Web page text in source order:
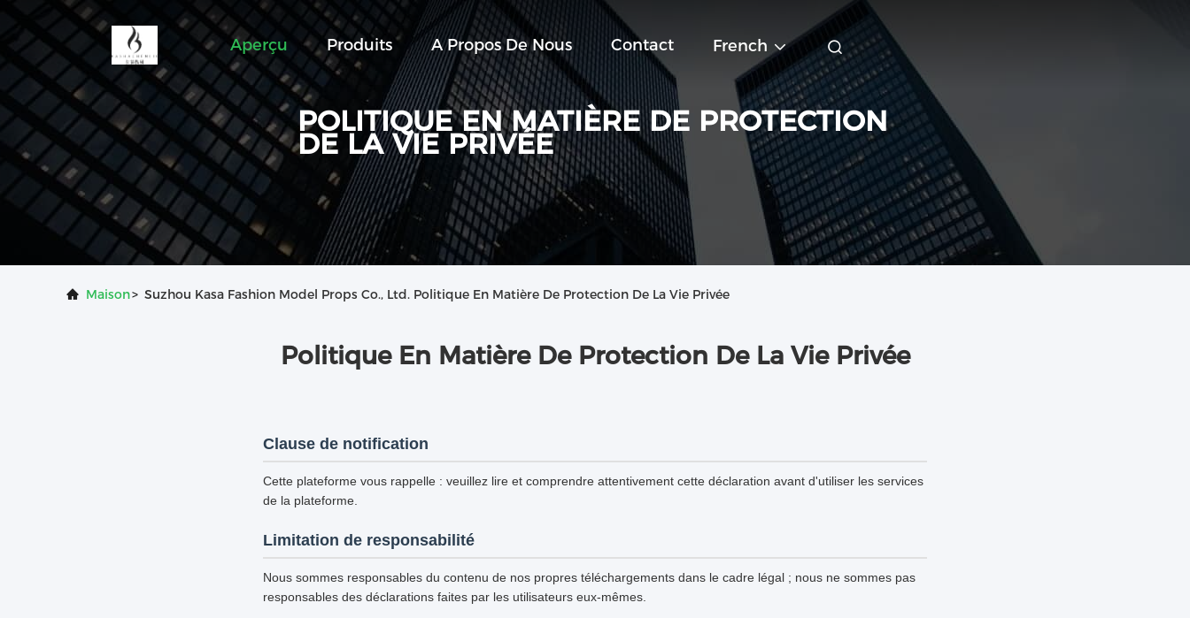
Aperçu Produits A Propos De Nous Contact French
POLITIQUE EN MATIÈRE DE PROTECTION
DE LA VIE PRIVÉE
Maison> Suzhou Kasa Fashion Model Props Co., Ltd. Politique En Matière De Protection De La Vie Privée
Politique En Matière De Protection De La Vie Privée
Clause de notification
Cette plateforme vous rappelle : veuillez lire et comprendre attentivement cette déclaration avant d'utiliser les services
de la plateforme.
Limitation de responsabilité
Nous sommes responsables du contenu de nos propres téléchargements dans le cadre légal ; nous ne sommes pas
responsables des déclarations faites par les utilisateurs eux-mêmes.